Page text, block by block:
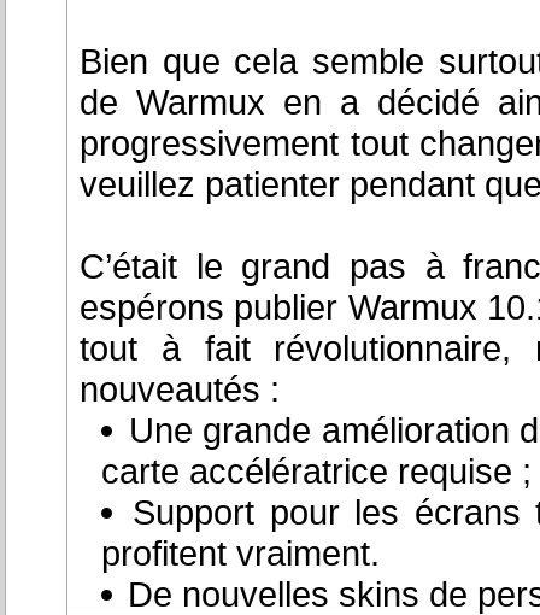
Bien que cela semble
de Warmux en a décidé
progressivement tout
veuillez patienter pendant
C’était le grand pas à
espérons publier Warmux
tout à fait révolutionnaire,
nouveautés :
Une grande amélioration
carte accélératrice requise ;
Support pour les
profitent vraiment.
De nouvelles skins de